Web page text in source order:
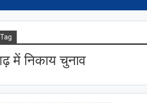
में निकाय चुनाव